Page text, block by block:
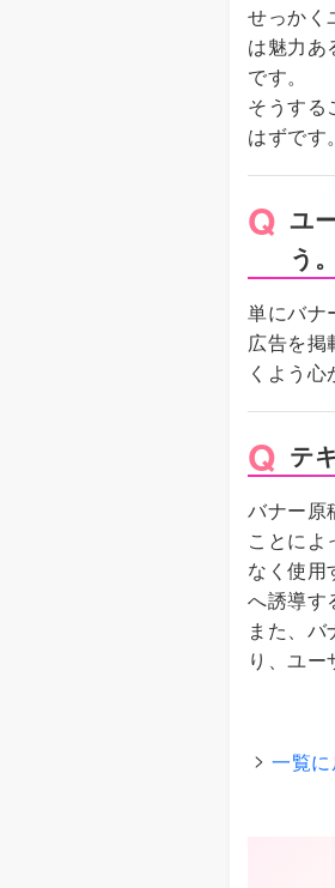
せっかく
は魅力あ
です。
そうする
はずです。
ユ
う。
単にバナ
広告を掲
くよう
テ
バナー原
ことに
なく使用
へ誘導す
また、
り、ユー
一覧に